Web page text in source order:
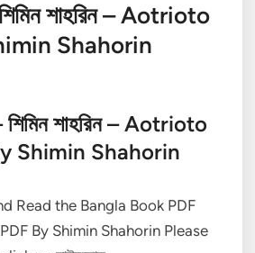
শাহরিন – Aotrioto
Shahorin
শাহরিন – Aotrioto
Shimin Shahorin
Read the Bangla Book PDF
By Shimin Shahorin Please